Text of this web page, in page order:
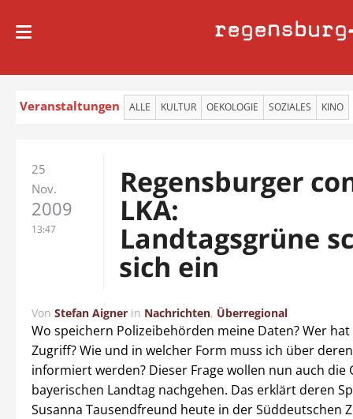
regensburg
Veranstaltungen ALLE KULTUR OEKOLOGIE SOZIALES KINO
25
Nov.
2009
13:47
Regensburger
LKA:
Landtagsgrüne
sich ein
Von Stefan Aigner in Nachrichten, Überregional
Wo speichern Polizeibehörden meine Daten? Wer
Zugriff? Wie und in welcher Form muss ich über
informiert werden? Dieser Frage wollen nun auch die
bayerischen Landtag nachgehen. Das erklärt deren
Susanna Tausendfreund heute in der Süddeutschen